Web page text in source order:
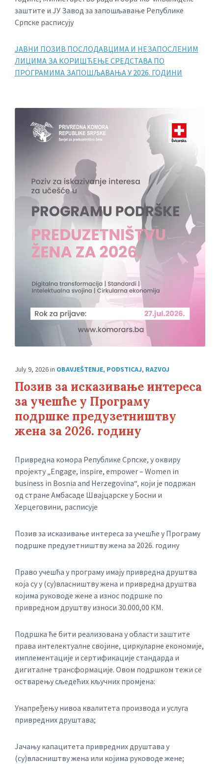
заштите и ЈУ Завод за запошљавање Републике
Српске расписују
ЈАВНИ ПОЗИВ ПОСЛОДАВЦИМА И НЕЗАПОСЛЕНИМ
ЛИЦИМА ЗА КОРИШЋЕЊЕ СРЕДСТАВА ПО
ПРОГРАМИМА ЗАПОШЉАВАЊА У 2026. ГОДИНИ
July 9, 2026in OBAVJEŠTENJE, PODSTICAJ, RAZVOJ
Позив за исказивање интереса
за учешће у Програму
подршке предузетништву
жена за 2026. годину
Привредна комора Републике Српске, у оквиру
пројекту „Engage, inspire, empower – Women in
business in Bosnia and Herzegovina“, који је подржан
од стране Амбасаде Швајцарске у Босни и
Херцеговини, расписује
Позив за исказивање интереса за учешће у Програму
подршке предузетништву жена за 2026. годину
Право учешћа у програму имају привредна друштва
која су у (су)власништву жена и привредна друштва
којима руководе жене а износ подршке по
привредном друштву износи 30.000,00 КМ.
Подршка ће бити реализована у области заштите
права интелектуалне својине, циркуларне економије,
имплементације и сертификације стандарда и
дигиталне трансформације. Овом подршком тежи се
остварењу сљедећих кључних промјена:
Унапређењу нивоа квалитета производа и услуга
привредних друштава;
Јачању капацитета привредних друштава у
(су)власништву жена или којима руководе жене;